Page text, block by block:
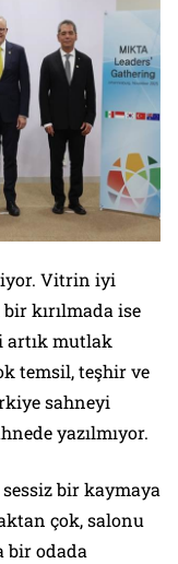
Vitrin iyi
kırılmada ise
artık mutlak
temsil, teşhir ve
sahneyi
yazılmıyor.
bir kaymaya
çok, salonu
bir odada